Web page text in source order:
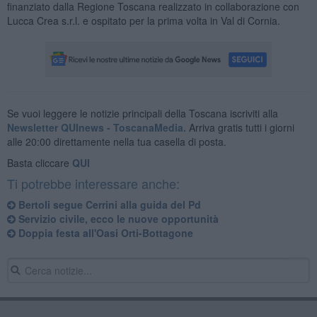
finanziato dalla Regione Toscana realizzato in collaborazione con
Lucca Crea s.r.l. e ospitato per la prima volta in Val di Cornia.
Se vuoi leggere le notizie principali della Toscana iscriviti alla
Newsletter QUInews - ToscanaMedia. Arriva gratis tutti i giorni
alle 20:00 direttamente nella tua casella di posta.
Basta cliccare QUI
Ti potrebbe interessare anche:
Bertoli segue Cerrini alla guida del Pd
Servizio civile, ecco le nuove opportunità
Doppia festa all'Oasi Orti-Bottagone